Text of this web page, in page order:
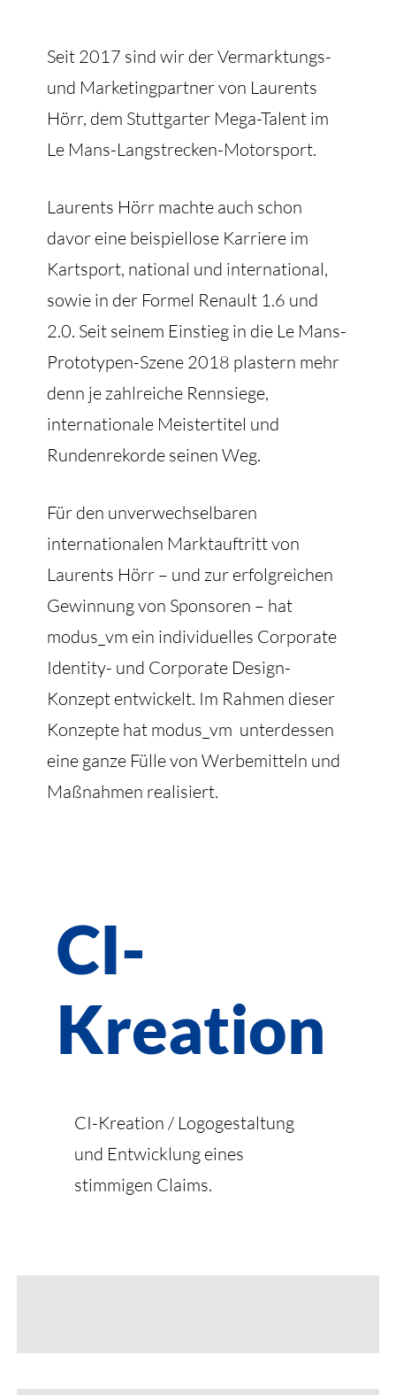
Seit 2017 sind wir der Vermarktungs-
und Marketingpartner von Laurents
Hörr, dem Stuttgarter Mega-Talent im
Le Mans-Langstrecken-Motorsport.
Laurents Hörr machte auch schon
davor eine beispiellose Karriere im
Kartsport, national und international,
sowie in der Formel Renault 1.6 und
2.0. Seit seinem Einstieg in die Le Mans-
Prototypen-Szene 2018 plastern mehr
denn je zahlreiche Rennsiege,
internationale Meistertitel und
Rundenrekorde seinen Weg.
Für den unverwechselbaren
internationalen Marktauftritt von
Laurents Hörr – und zur erfolgreichen
Gewinnung von Sponsoren – hat
modus_vm ein individuelles Corporate
Identity- und Corporate Design-
Konzept entwickelt. Im Rahmen dieser
Konzepte hat modus_vm unterdessen
eine ganze Fülle von Werbemitteln und
Maßnahmen realisiert.
CI-
Kreation
CI-Kreation / Logogestaltung
und Entwicklung eines
stimmigen Claims.